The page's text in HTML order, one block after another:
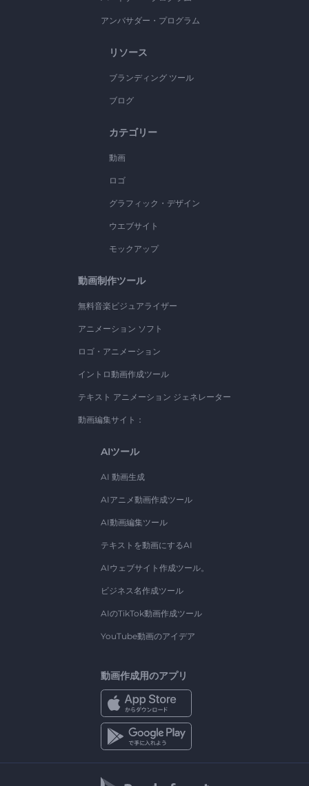
アンバサダー・プログラム
リソース
ブランディング ツール
ブログ
カテゴリー
動画
ロゴ
グラフィック・デザイン
ウエブサイト
モックアップ
動画制作ツール
無料音楽ビジュアライザー
アニメーション ソフト
ロゴ・アニメーション
イントロ動画作成ツール
テキスト アニメーション ジェネレーター
動画編集サイト：
AIツール
AI 動画生成
AIアニメ動画作成ツール
AI動画編集ツール
テキストを動画にするAI
AIウェブサイト作成ツール。
ビジネス名作成ツール
AIのTikTok動画作成ツール
YouTube動画のアイデア
動画作成用のアプリ